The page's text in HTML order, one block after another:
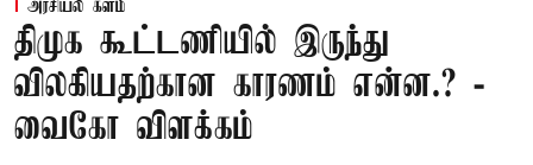
அரசியல் களம்
திமுக கூட்டணியில் இருந்து
விலகியதற்கான காரணம் என்ன.? -
வைகோ விளக்கம்